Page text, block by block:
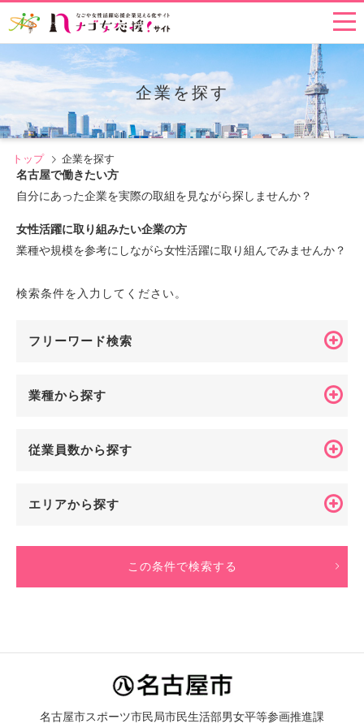
企業を探す
トップ 企業を探す
名古屋で働きたい方
自分にあった企業を実際の取組を見ながら探しませんか？
女性活躍に取り組みたい企業の方
業種や規模を参考にしながら女性活躍に取り組んでみませんか？
検索条件を入力してください。
フリーワード検索
業種から探す
従業員数から探す
エリアから探す
この条件で検索する
名古屋市スポーツ市民局市民生活部男女平等参画推進課